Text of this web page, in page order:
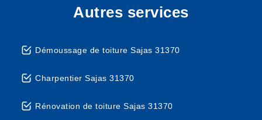
Autres services
Démoussage de toiture Sajas 31370
Charpentier Sajas 31370
Rénovation de toiture Sajas 31370